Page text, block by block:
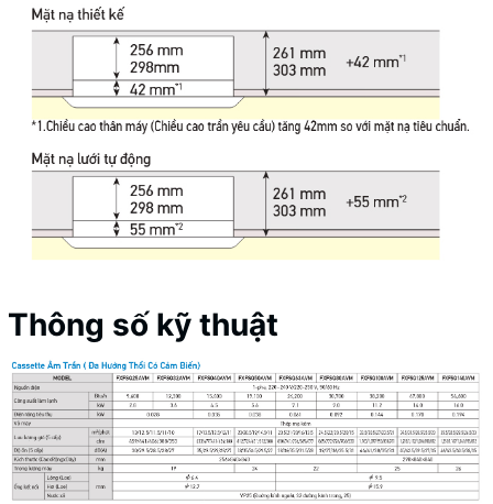
Thông số kỹ thuật